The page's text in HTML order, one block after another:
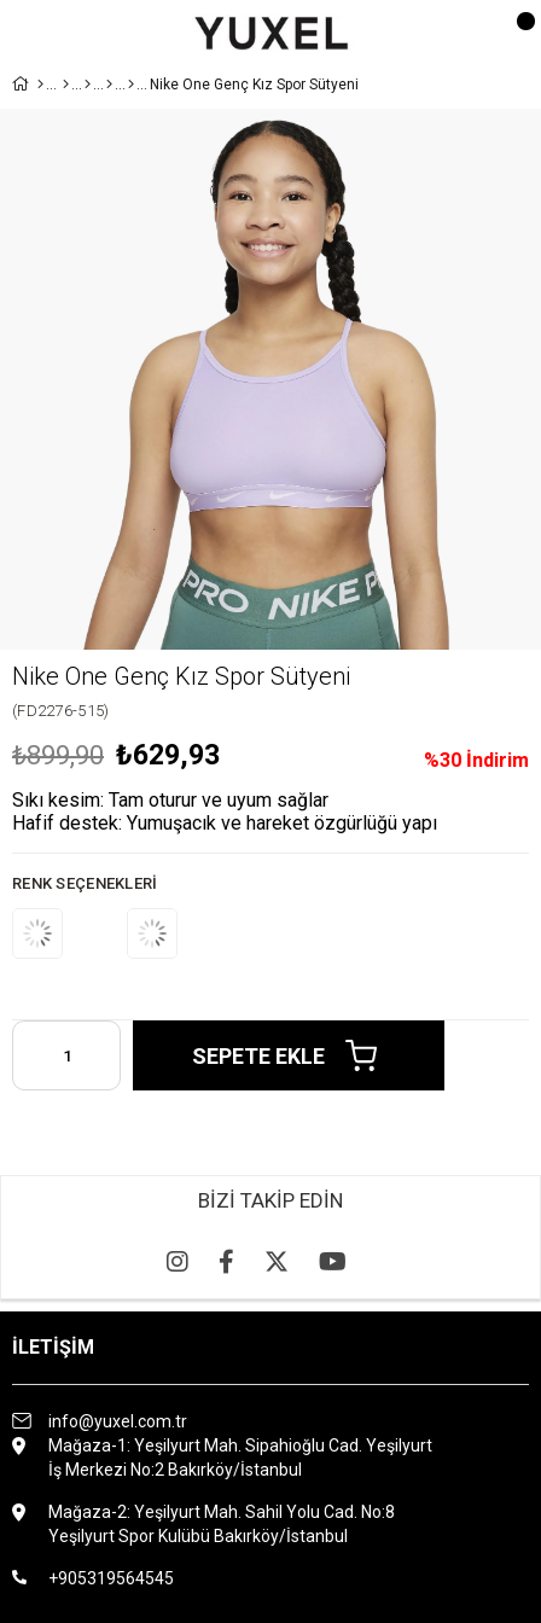
Nike One Genç Kız Spor Sütyeni
Nike One Genç Kız Spor Sütyeni
(FD2276-515)
%30 İndirim
₺899,90 ₺629,93
Sıkı kesim: Tam oturur ve uyum sağlar
Hafif destek: Yumuşacık ve hareket özgürlüğü yapı
RENK SEÇENEKLERI
BİZİ TAKİP EDİN
İLETİŞİM
info@yuxel.com.tr
Mağaza-1: Yeşilyurt Mah. Sipahioğlu Cad. Yeşilyurt
İş Merkezi No:2 Bakırköy/İstanbul
Mağaza-2: Yeşilyurt Mah. Sahil Yolu Cad. No:8
Yeşilyurt Spor Kulübü Bakırköy/İstanbul
+905319564545